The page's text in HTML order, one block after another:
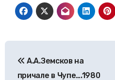
по
А.А.Земсков на
причале в Чупе….1980